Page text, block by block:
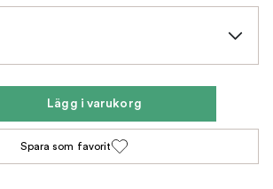
Lägg i varukorg
Spara som favorit